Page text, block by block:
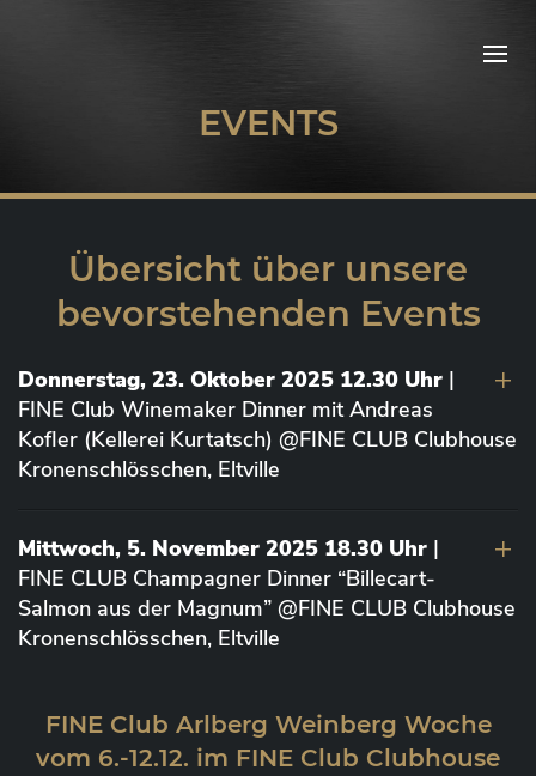
EVENTS
Übersicht über unsere
bevorstehenden Events
Donnerstag, 23. Oktober 2025 12.30 Uhr |
FINE Club Winemaker Dinner mit Andreas
Kofler (Kellerei Kurtatsch) @FINE CLUB Clubhouse
Kronenschlösschen, Eltville
Mittwoch, 5. November 2025 18.30 Uhr |
FINE CLUB Champagner Dinner “Billecart-
Salmon aus der Magnum” @FINE CLUB Clubhouse
Kronenschlösschen, Eltville
FINE Club Arlberg Weinberg Woche
vom 6.-12.12. im FINE Club Clubhouse